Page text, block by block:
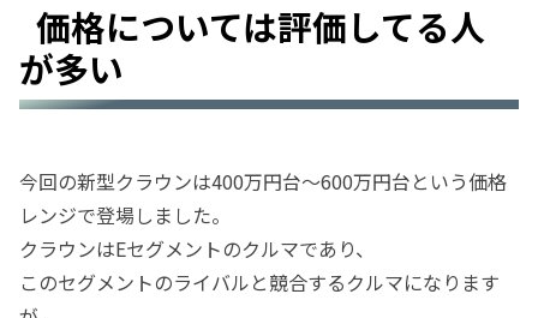
価格については評価してる人
が多い
今回の新型クラウンは400万円台～600万円台という価格
レンジで登場しました。
クラウンはEセグメントのクルマであり、
このセグメントのライバルと競合するクルマになります